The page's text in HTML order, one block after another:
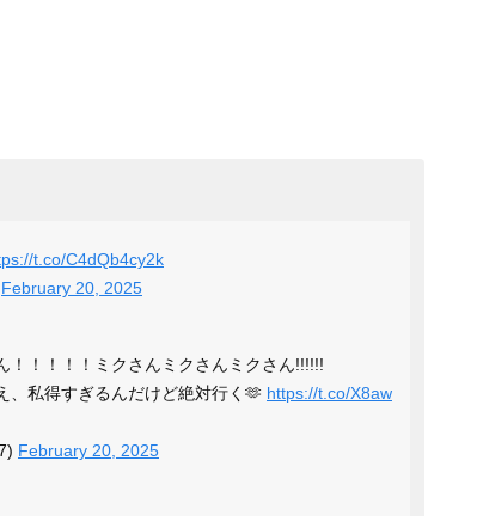
t.co/C4dQb4cy2k
February 20, 2025
！！！！！ミクさんミクさんミクさん!!!!!!
、私得すぎるんだけど絶対行く🫶 https://t.co/X8aw
February 20, 2025